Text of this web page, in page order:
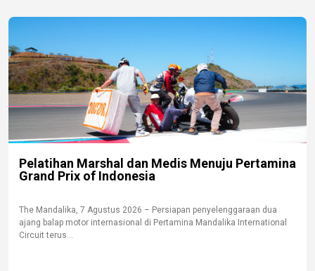
Pelatihan Marshal dan Medis Menuju Pertamina
Grand Prix of Indonesia
The Mandalika, 7 Agustus 2026 – Persiapan penyelenggaraan dua
ajang balap motor internasional di Pertamina Mandalika International
Circuit terus...